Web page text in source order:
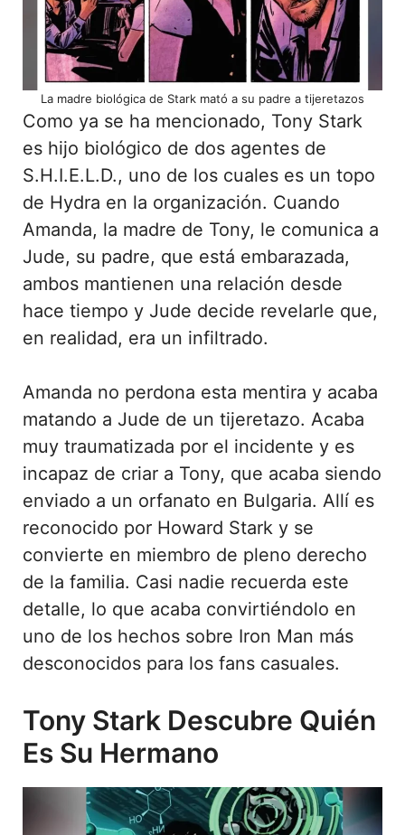
La madre biológica de Stark mató a su padre a tijeretazos
Como ya se ha mencionado, Tony Stark
es hijo biológico de dos agentes de
S.H.I.E.L.D., uno de los cuales es un topo
de Hydra en la organización. Cuando
Amanda, la madre de Tony, le comunica a
Jude, su padre, que está embarazada,
ambos mantienen una relación desde
hace tiempo y Jude decide revelarle que,
en realidad, era un infiltrado.
Amanda no perdona esta mentira y acaba
matando a Jude de un tijeretazo. Acaba
muy traumatizada por el incidente y es
incapaz de criar a Tony, que acaba siendo
enviado a un orfanato en Bulgaria. Allí es
reconocido por Howard Stark y se
convierte en miembro de pleno derecho
de la familia. Casi nadie recuerda este
detalle, lo que acaba convirtiéndolo en
uno de los hechos sobre Iron Man más
desconocidos para los fans casuales.
Tony Stark Descubre Quién
Es Su Hermano